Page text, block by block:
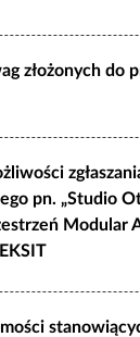
złożonych do
pn. „Studio
Modular